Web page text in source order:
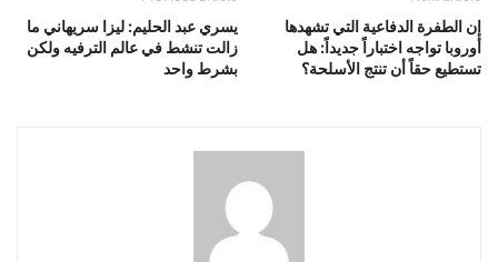
يسري عبد الحليم: ليزا سريهاني ما
زالت تنشط في عالم الترفيه ولكن
بشرط واحد
إن الطفرة الدفاعية التي تشهدها
أوروبا تواجه اختباراً جديداً: هل
تستطيع حقاً أن تنتج الأسلحة؟